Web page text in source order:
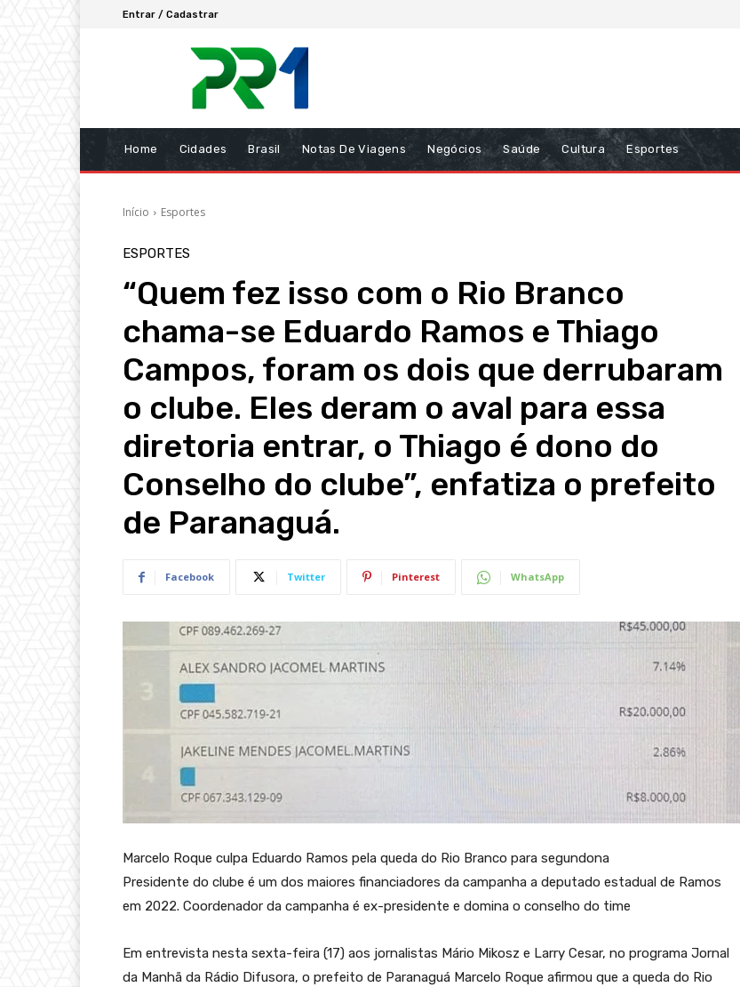
Entrar / Cadastrar
Home Cidades Brasil Notas De Viagens Negócios Saúde Cultura Esportes
Início Esportes
ESPORTES
“Quem fez isso com o Rio Branco
chama-se Eduardo Ramos e Thiago
Campos, foram os dois que derrubaram
o clube. Eles deram o aval para essa
diretoria entrar, o Thiago é dono do
Conselho do clube”, enfatiza o prefeito
de Paranaguá.
Facebook Twitter Pinterest WhatsApp
Marcelo Roque culpa Eduardo Ramos pela queda do Rio Branco para segundona
Presidente do clube é um dos maiores financiadores da campanha a deputado estadual de Ramos
em 2022. Coordenador da campanha é ex-presidente e domina o conselho do time
Em entrevista nesta sexta-feira (17) aos jornalistas Mário Mikosz e Larry Cesar, no programa Jornal
da Manhã da Rádio Difusora, o prefeito de Paranaguá Marcelo Roque afirmou que a queda do Rio